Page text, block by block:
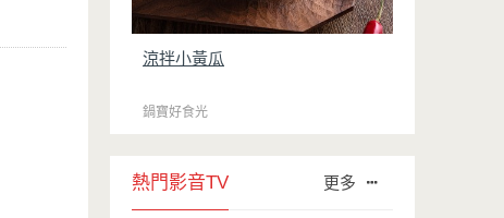
涼拌小黃瓜
鍋寶好食光
熱門影音TV 更多